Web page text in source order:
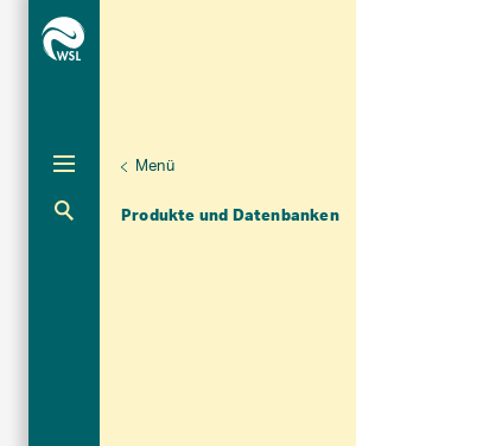
Dendrowissenschaften
Menü
Produkte und Datenbanken
Aktuelle Navigation